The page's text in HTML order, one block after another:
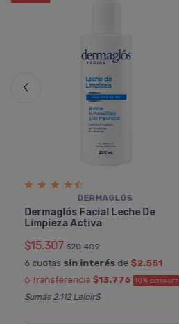
DERMAGLÓS
Dermaglós Facial Leche De
Limpieza Activa
$15.307 $20.409
6 cuotas sin interésde $2.551
ó Transferencia $13.776 10% EXTRA OFF
Sumás 2.112 Leloir$